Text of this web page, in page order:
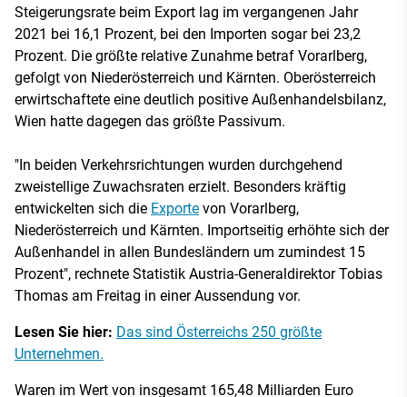
Steigerungsrate beim Export lag im vergangenen Jahr
2021 bei 16,1 Prozent, bei den Importen sogar bei 23,2
Prozent. Die größte relative Zunahme betraf Vorarlberg,
gefolgt von Niederösterreich und Kärnten. Oberösterreich
erwirtschaftete eine deutlich positive Außenhandelsbilanz,
Wien hatte dagegen das größte Passivum.
"In beiden Verkehrsrichtungen wurden durchgehend
zweistellige Zuwachsraten erzielt. Besonders kräftig
entwickelten sich die Exporte von Vorarlberg,
Niederösterreich und Kärnten. Importseitig erhöhte sich der
Außenhandel in allen Bundesländern um zumindest 15
Prozent", rechnete Statistik Austria-Generaldirektor Tobias
Thomas am Freitag in einer Aussendung vor.
Lesen Sie hier: Das sind Österreichs 250 größte
Unternehmen.
Waren im Wert von insgesamt 165,48 Milliarden Euro